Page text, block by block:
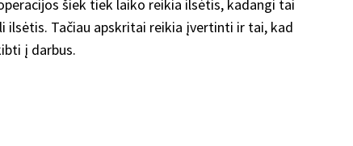
šiek tiek laiko reikia ilsėtis, kadangi tai
ilsėtis. Tačiau apskritai reikia įvertinti ir tai, kad
į darbus.